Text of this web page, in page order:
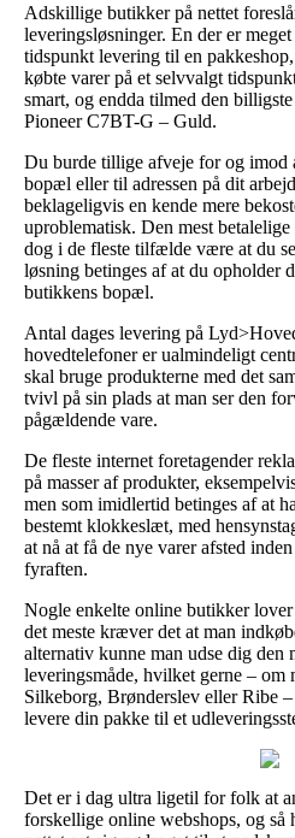
Adskillige butikker på nettet
leveringsløsninger. En der er
tidspunkt levering til en
købte varer på et selvvalgt
smart, og endda tilmed den
Pioneer C7BT-G – Guld.
Du burde tillige afveje for og imod
bopæl eller til adressen på dit
beklageligvis en kende mere
uproblematisk. Den mest
dog i de fleste tilfælde være at du
løsning betinges af at du opholder
butikkens bopæl.
Antal dages levering på
hovedtelefoner er ualmindeligt
skal bruge produkterne med det
tvivl på sin plads at man ser den
pågældende vare.
De fleste internet foretagender
på masser af produkter,
men som imidlertid betinges af at
bestemt klokkeslæt, med
at nå at få de nye varer afsted
fyraften.
Nogle enkelte online butikker
det meste kræver det at man
alternativ kunne man udse dig den
leveringsmåde, hvilket gerne – om
Silkeborg, Brønderslev eller Ribe
levere din pakke til et
Det er i dag ultra ligetil for folk at
forskellige online webshops, og så